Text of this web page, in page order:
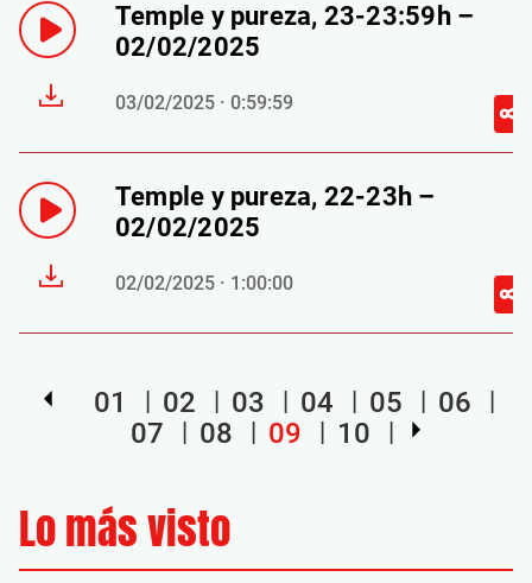
Temple y pureza, 23-23:59h –
02/02/2025
03/02/2025 · 0:59:59
Temple y pureza, 22-23h –
02/02/2025
02/02/2025 · 1:00:00
01 02 03 04 05
06
07
08 09 10
Lo más visto